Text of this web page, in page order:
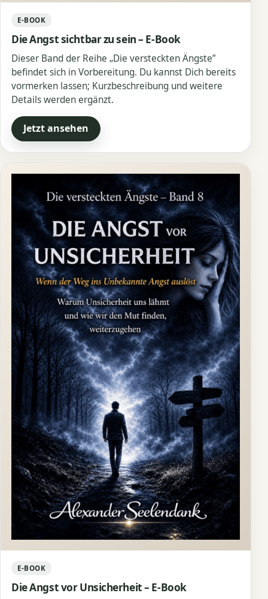
E-BOOK
Die Angst sichtbar zu sein – E-Book
Dieser Band der Reihe „Die versteckten Ängste”
befindet sich in Vorbereitung. Du kannst Dich bereits
vormerken lassen; Kurzbeschreibung und weitere
Details werden ergänzt.
Jetzt ansehen
E-BOOK
Die Angst vor Unsicherheit – E-Book